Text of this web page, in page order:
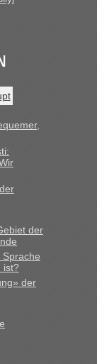
geht es am
dann
waren“
An welchem
geht es am
ausgereist,
Fahrzeuge
nach ca 20
geht es am
Ukraine/
Wollen
der
Sprache
ist?
der